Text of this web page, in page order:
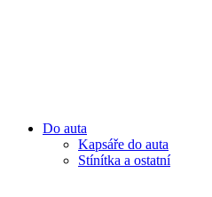
Do auta
Kapsáře do auta
Stínítka a ostatní